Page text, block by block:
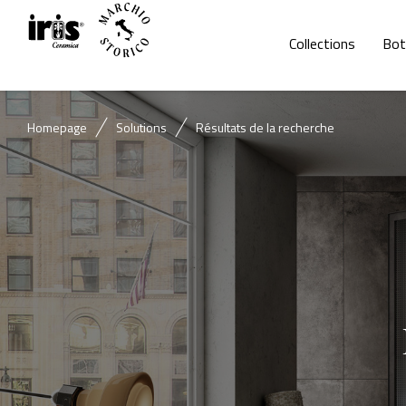
Collections
Homepage Solutions Résultats de la recherche